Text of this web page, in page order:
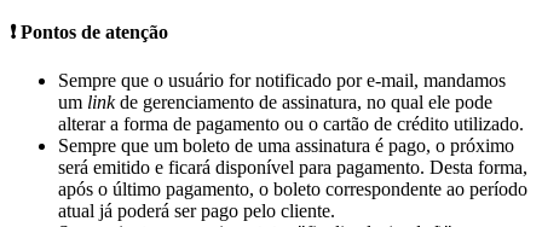
❗ Pontos de atenção
Sempre que o usuário for notificado por e-mail, mandamos
um linkde gerenciamento de assinatura, no qual ele pode
alterar a forma de pagamento ou o cartão de crédito utilizado.
Sempre que um boleto de uma assinatura é pago, o próximo
será emitido e ficará disponível para pagamento. Desta forma,
após o último pagamento, o boleto correspondente ao período
atual já poderá ser pago pelo cliente.